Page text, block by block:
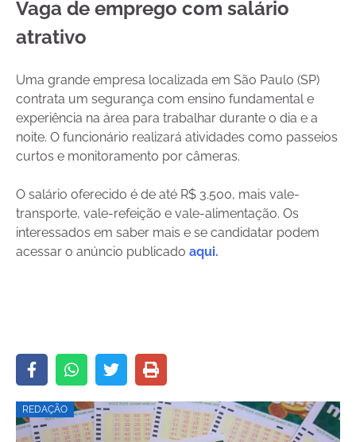
Vaga de emprego com salário
atrativo
Uma grande empresa localizada em São Paulo (SP)
contrata um segurança com ensino fundamental e
experiência na área para trabalhar durante o dia e a
noite. O funcionário realizará atividades como passeios
curtos e monitoramento por câmeras.
O salário oferecido é de até R$ 3.500, mais vale-
transporte, vale-refeição e vale-alimentação. Os
interessados em saber mais e se candidatar podem
acessar o anúncio publicado aqui.
REDAÇÃO